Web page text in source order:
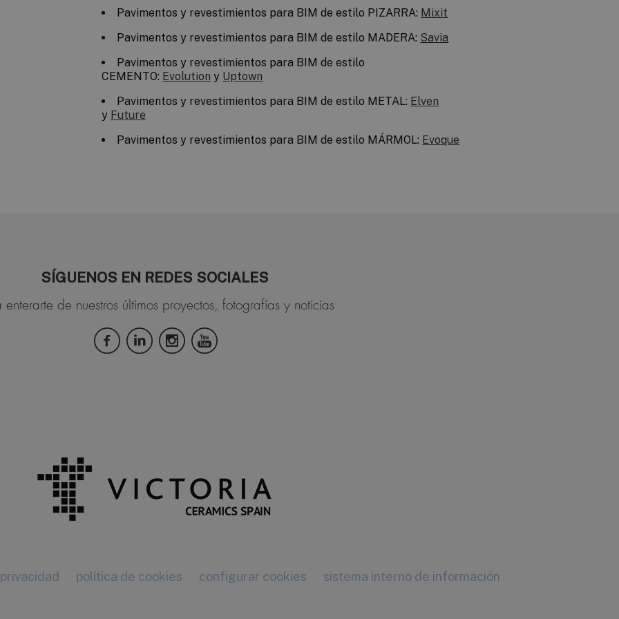
Pavimentos y revestimientos para BIM de estilo PIZARRA: Mixit
Pavimentos y revestimientos para BIM de estilo MADERA: Savia
Pavimentos y revestimientos para BIM de estilo
CEMENTO: Evolution y Uptown
Pavimentos y revestimientos para BIM de estilo METAL: Elven
y Future
Pavimentos y revestimientos para BIM de estilo MÁRMOL: Evoque
SÍGUENOS EN REDES SOCIALES
de nuestros últimos proyectos, fotografías y noticias
política de cookies configurar cookies sistema interno de información